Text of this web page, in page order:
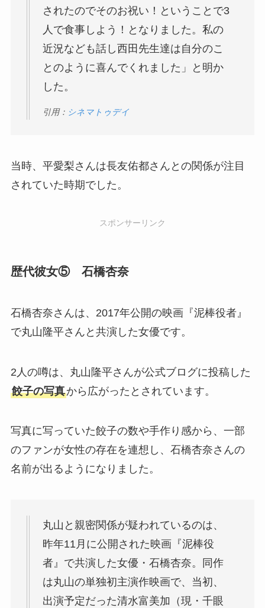
されたのでそのお祝い！ということで3
人で食事しよう！となりました。私の
近況なども話し西田先生達は自分のこ
とのように喜んでくれました」と明か
した。
引用： シネマトゥデイ
当時、平愛梨さんは長友佑都さんとの関係が注目
されていた時期でした。
スポンサーリンク
歴代彼女⑤ 石橋杏奈
石橋杏奈さんは、2017年公開の映画『泥棒役者』
で丸山隆平さんと共演した女優です。
2人の噂は、丸山隆平さんが公式ブログに投稿した
餃子の写真から広がったとされています。
写真に写っていた餃子の数や手作り感から、一部
のファンが女性の存在を連想し、石橋杏奈さんの
名前が出るようになりました。
丸山と親密関係が疑われているのは、
昨年11月に公開された映画『泥棒役
者』で共演した女優・石橋杏奈。同作
は丸山の単独初主演作映画で、当初、
出演予定だった清水富美加（現・千眼